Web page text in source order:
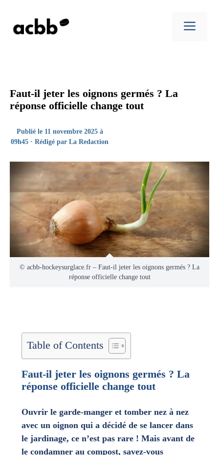
contenu
Faut-il jeter les oignons germés ? La
réponse officielle change tout
Publié le 11 novembre 2025 à
09h45 · Rédigé par La Redaction
© acbb-hockeysurglace.fr – Faut-il jeter les oignons germés ? La
réponse officielle change tout
Table of Contents
Faut-il jeter les oignons germés ? La
réponse officielle change tout
Ouvrir le garde-manger et tomber nez à nez
avec un oignon qui a décidé de se lancer dans
le jardinage, ce n’est pas rare ! Mais avant de
le condamner au compost, savez-vous